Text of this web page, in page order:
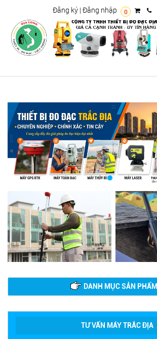
0
Đăng ký | Đăng nhập
DANH MỤC SẢN PHẨM
TƯ VẤN MÁY TRẮC ĐỊA